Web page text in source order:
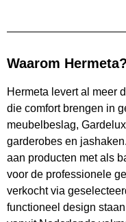
Waarom Hermeta?
Hermeta levert al meer
die comfort brengen in
meubelbeslag,
garderobes en
aan producten met als
voor de professionele
verkocht via
functioneel design